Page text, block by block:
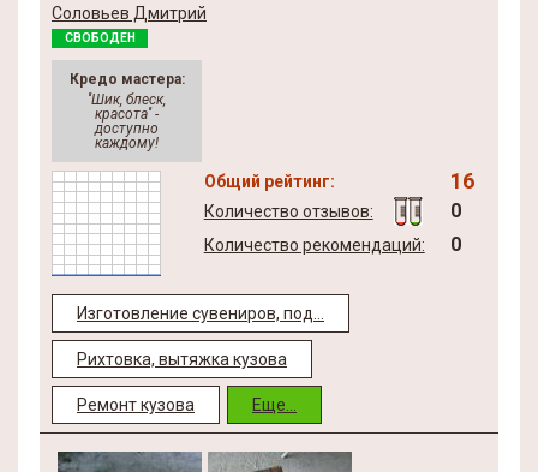
Соловьев Дмитрий
СВОБОДЕН
Кредо мастера:
''Шик, блеск,
красота'' -
доступно
каждому!
Общий рейтинг: 16
Количество отзывов: 0
Количество рекомендаций: 0
Изготовление сувениров, под...
Рихтовка, вытяжка кузова
Ремонт кузова Еще...